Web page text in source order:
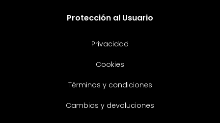
Protección al Usuario
Privacidad
Cookies
Términos y condiciones
Cambios y devoluciones